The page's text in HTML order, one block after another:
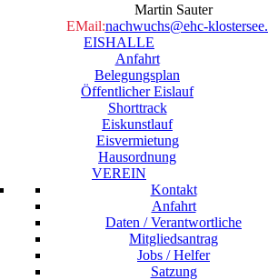
Martin Sauter
EMail:nachwuchs@ehc-
EISHALLE
Anfahrt
Belegungsplan
Öffentlicher Eislauf
Shorttrack
Eiskunstlauf
Eisvermietung
Hausordnung
VEREIN
Kontakt
Anfahrt
Daten / Verantwortliche
Mitgliedsantrag
Jobs / Helfer
Satzung